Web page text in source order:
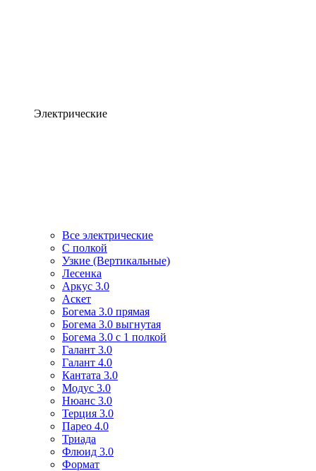
Электрические
Все электрические
С полкой
Узкие (Вертикальные)
Лесенка
Аркус 3.0
Аскет
Богема 3.0 прямая
Богема 3.0 выгнутая
Богема 3.0 с 1 полкой
Галант 3.0
Галант 4.0
Кантата 3.0
Модус 3.0
Нюанс 3.0
Терция 3.0
Парео 4.0
Триада
Флюид 3.0
Формат